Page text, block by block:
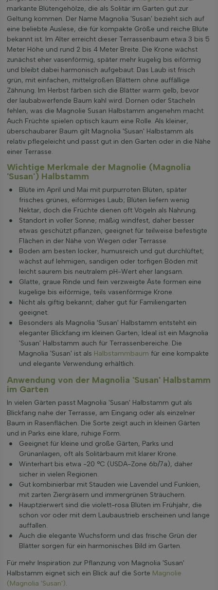
markante Blütengehölze, die als Solitär im Garten gut zur
Geltung kommen. Der Name Magnolia 'Susan' bezieht sich auf
eine beliebte Auslese, die für kompakte Größe und reiche Blüte
bekannt ist. Im Alter erreicht dieser Terrassenbaum etwa 3 bis 5
Meter Höhe und rund 2 bis 4 Meter Breite. Die Krone wächst
zunächst eher vasenförmig, später mehr kugelig bis eiförmig
und bleibt dabei harmonisch aufgebaut. Das Laub ist frisch
grün, mit einfachen, mittelgroßen Blättern ohne auffällige
Zähnung. Im Herbst färben sich die Blätter warm gelb, bevor
der laubabwerfende Baum kahl wird. Dornen oder Stacheln
fehlen, was die Magnolie Susan Halbstamm angenehm macht.
Auch Früchte spielen optisch kaum eine Rolle. Als kleiner,
überschaubarer Baum gilt Magnolia 'Susan' Halbstamm als
relativ pflegeleicht und passt gut in den Garten oder in die Nähe
einer Terrasse.
Wichtige Merkmale der Magnolie (Magnolia
'Susan') Halbstamm
Blüte im April und Mai mit purpurroten Blüten, später
frisches grünes, eiförmiges Laub; Blüten liefern wenig
Nektar, doch die Früchte dienen oft Vögeln als Nahrung.
Standort in voller Sonne; mäßig windfest, daher besser
etwas geschützt pflanzen; geeignet für teilweise befestigte
Flächen in der Nähe von Wegen oder Terrasse.
Boden am besten locker, humusreich und gut durchlüftet;
wächst auf lehmigen, sandigen oder torfigen Böden mit
leicht saurem bis neutralem pH-Wert eher langsam.
Glatte, graue Rinde und fein verzweigte Äste formen eine
kugelige bis eiförmige, teils vasenförmige Krone.
Nicht als giftig bekannt; daher gut für Familiengarten
geeignet.
Besonders als Magnolia 'Susan' Halbstamm entsteht ein
eleganter Blickfang im kleinen Garten; Ideal ist ein Magnolia
'Susan' Halbstamm auch für Terrassenbereiche. Die
Magnolia 'Susan' ist als Halbstammbaum für eine kompakte
und elegante Verwendung erhältlich.
Anwendung von der Magnolia 'Susan' Halbstamm
im Garten
In vielen Gärten passt Magnolia 'Susan' Halbstamm gut als
Blickfang nahe der Terrasse, am Eingang oder als einzelner
Baum in Rasenflächen. Die Sorte zeigt auch in kleinen Gärten
und in Parks eine klare, ruhige Form.
Geeignet für kleine und große Gärten, Parks und
Grünanlagen, oft als Solitärbaum mit klarer Krone.
Winterhart bis etwa -20 °C (USDA-Zone 6b/7a), daher
sicher in vielen Regionen.
Gut kombinierbar mit Stauden wie Lavendel und Funkien,
mit zarten Ziergräsern und immergrünen Sträuchern.
Hauptzierwert sind die violett-rosa Blüten im Frühjahr, die
schon vor oder mit dem Laubaustrieb erscheinen und lange
auffallen.
Auch die elegante Wuchsform und das frische Grün der
Blätter sorgen für ein harmonisches Bild im Garten.
Für mehr Inspiration zur Pflanzung von Magnolia 'Susan'
Halbstamm eignet sich ein Blick auf die Sorte Magnolie
(Magnolia 'Susan').